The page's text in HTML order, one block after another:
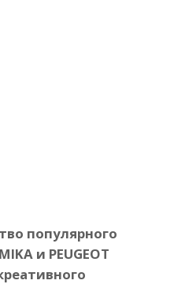
популярного
и PEUGEOT